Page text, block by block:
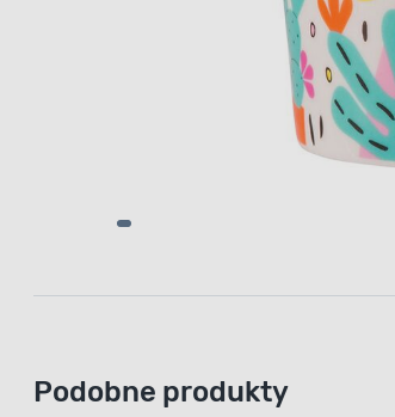
Podobne produkty